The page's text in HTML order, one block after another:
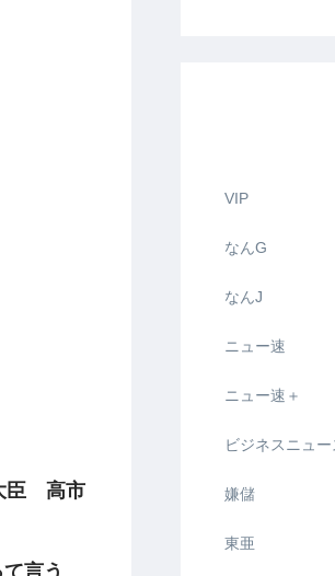
臣 高市
言う
VIP
なんG
なんJ
ニュー速
ニュー速＋
ビジネスニュー
嫌儲
東亜